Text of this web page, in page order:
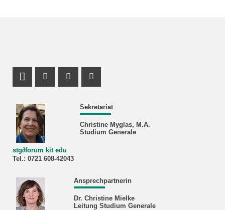
Sekretariat
Christine Myglas, M.A.
Studium Generale
stg∂forum kit edu
Tel.: 0721 608‐42043
Ansprechpartnerin
Dr. Christine Mielke
Leitung Studium Generale
Profil Mastodon
Instagram Profil
Facebook Profil
Youtube Profil